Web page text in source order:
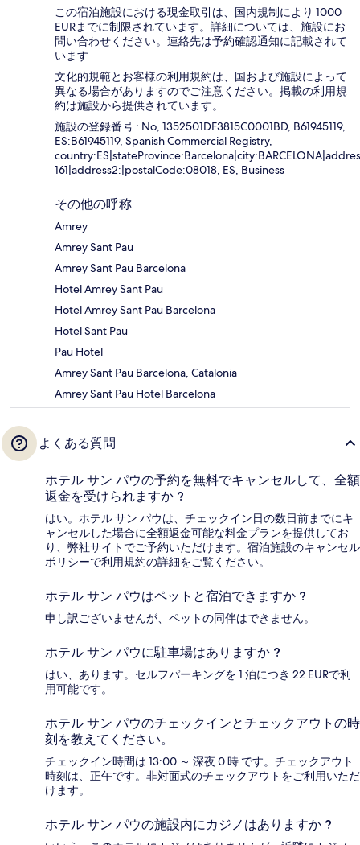
この宿泊施設における現金取引は、国内規制により 1000
EURまでに制限されています。詳細については、施設にお
問い合わせください。連絡先は予約確認通知に記載されて
います
文化的規範とお客様の利用規約は、国および施設によって
異なる場合がありますのでご注意ください。掲載の利用規
約は施設から提供されています。
施設の登録番号 : No, 1352501DF3815C0001BD, B61945119,
ES:B61945119, Spanish Commercial Registry,
161|address2:|postalCode:08018, ES, Business
その他の呼称
Amrey
Amrey Sant Pau
Amrey Sant Pau Barcelona
Hotel Amrey Sant Pau
Hotel Amrey Sant Pau Barcelona
Hotel Sant Pau
Pau Hotel
Amrey Sant Pau Barcelona, Catalonia
Amrey Sant Pau Hotel Barcelona
よくある質問
ホテル サン パウの予約を無料でキャンセルして、全額
返金を受けられますか ?
はい。ホテル サン パウは、チェックイン日の数日前までにキ
ャンセルした場合に全額返金可能な料金プランを提供してお
り、弊社サイトでご予約いただけます。宿泊施設のキャンセル
ポリシーで利用規約の詳細をご覧ください。
ホテル サン パウはペットと宿泊できますか ?
申し訳ございませんが、ペットの同伴はできません。
ホテル サン パウに駐車場はありますか ?
はい、あります。セルフパーキングを 1 泊につき 22 EURで利
用可能です。
ホテル サン パウのチェックインとチェックアウトの時
刻を教えてください。
チェックイン時間は 13:00 ～ 深夜 0 時 です。チェックアウト
時刻は、正午です。非対面式のチェックアウトをご利用いただ
けます。
ホテル サン パウの施設内にカジノはありますか ?